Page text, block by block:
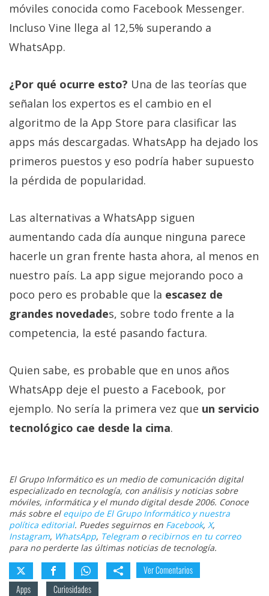
Aviso
Legal
digital donde
encontrarás
todas las
noticias sobre
tecnología,
móviles,
ordenadores,
apps,
informática,
videojuegos,
trucos y
tutoriales.
Informático
(CC) 2006-
2026.Algunos
derechos
reservados
móviles conocida como Facebook Messenger.
Incluso Vine llega al 12,5% superando a
WhatsApp.
¿Por qué ocurre esto? Una de las teorías que
señalan los expertos es el cambio en el
algoritmo de la App Store para clasificar las
apps más descargadas. WhatsApp ha dejado los
primeros puestos y eso podría haber supuesto
la pérdida de popularidad.
Las alternativas a WhatsApp siguen
aumentando cada día aunque ninguna parece
hacerle un gran frente hasta ahora, al menos en
nuestro país. La app sigue mejorando poco a
poco pero es probable que la escasez de
grandes novedades, sobre todo frente a la
competencia, la esté pasando factura.
Quien sabe, es probable que en unos años
WhatsApp deje el puesto a Facebook, por
ejemplo. No sería la primera vez que un servicio
tecnológico cae desde la cima.
El Grupo Informático es un medio de comunicación digital
especializado en tecnología, con análisis y noticias sobre
móviles, informática y el mundo digital desde 2006. Conoce
más sobre el equipo de El Grupo Informático y nuestra
política editorial. Puedes seguirnos en Facebook, X,
Instagram, WhatsApp, Telegramo recibirnos en tu correo
para no perderte las últimas noticias de tecnología.
Ver Comentarios
Apps
Curiosidades